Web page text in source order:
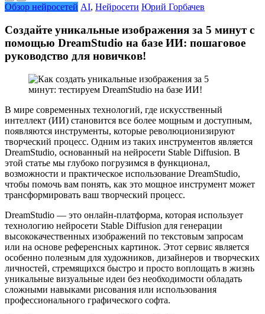
Обзор нейросетей AI, Нейросети Юрий Горбачев
Создайте уникальные изображения за 5 минут с
помощью DreamStudio на базе ИИ: пошаговое
руководство для новичков!
В мире современных технологий, где искусственный
интеллект (ИИ) становится все более мощным и доступным,
появляются инструменты, которые революционизируют
творческий процесс. Одним из таких инструментов является
DreamStudio, основанный на нейросети Stable Diffusion. В
этой статье мы глубоко погрузимся в функционал,
возможности и практическое использование DreamStudio,
чтобы помочь вам понять, как это мощное инструмент может
трансформировать ваш творческий процесс.
DreamStudio — это онлайн-платформа, которая использует
технологию нейросети Stable Diffusion для генерации
высококачественных изображений по текстовым запросам
или на основе референсных картинок. Этот сервис является
особенно полезным для художников, дизайнеров и творческих
личностей, стремящихся быстро и просто воплощать в жизнь
уникальные визуальные идеи без необходимости обладать
сложными навыками рисования или использования
профессионального графического софта.